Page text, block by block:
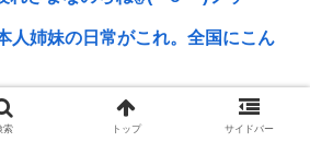
人姉妹の日常がこれ。全国にこん
大失敗した理由www
索 トップ サイドバー